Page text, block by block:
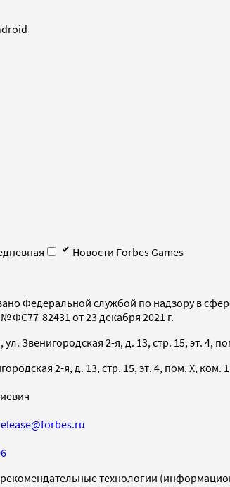
Новости Forbes Games
Федеральной службой по надзору в
ФС77-82431 от 23 декабря 2021 г.
Звенигородская 2-я, д. 13, стр. 15, эт. 4,
2-я, д. 13, стр. 15, эт. 4, пом. X, ком. 1
технологии